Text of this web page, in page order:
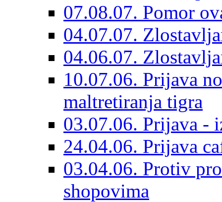
07.08.07. Pomor
04.07.07.
04.06.07.
10.07.06. Prijava
maltretiranja tigra
03.07.06. Prijava -
24.04.06. Prijava
03.04.06. Protiv
shopovima